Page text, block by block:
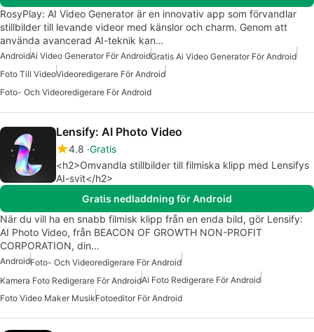
RosyPlay: AI Video Generator är en innovativ app som förvandlar
stillbilder till levande videor med känslor och charm. Genom att
använda avancerad AI-teknik kan…
AndroidAi Video Generator För AndroidGratis Ai Video Generator För Android
Foto Till VideoVideoredigerare För Android
Foto- Och Videoredigerare För Android
Lensify: AI Photo Video
4.8 Gratis
<h2>Omvandla stillbilder till filmiska klipp med Lensifys
AI-svit</h2>
Gratis nedladdning för Android
När du vill ha en snabb filmisk klipp från en enda bild, gör Lensify:
AI Photo Video, från BEACON OF GROWTH NON-PROFIT
CORPORATION, din…
AndroidFoto- Och Videoredigerare För Android
Kamera Foto Redigerare För AndroidAi Foto Redigerare För Android
Foto Video Maker MusikFotoeditor För Android